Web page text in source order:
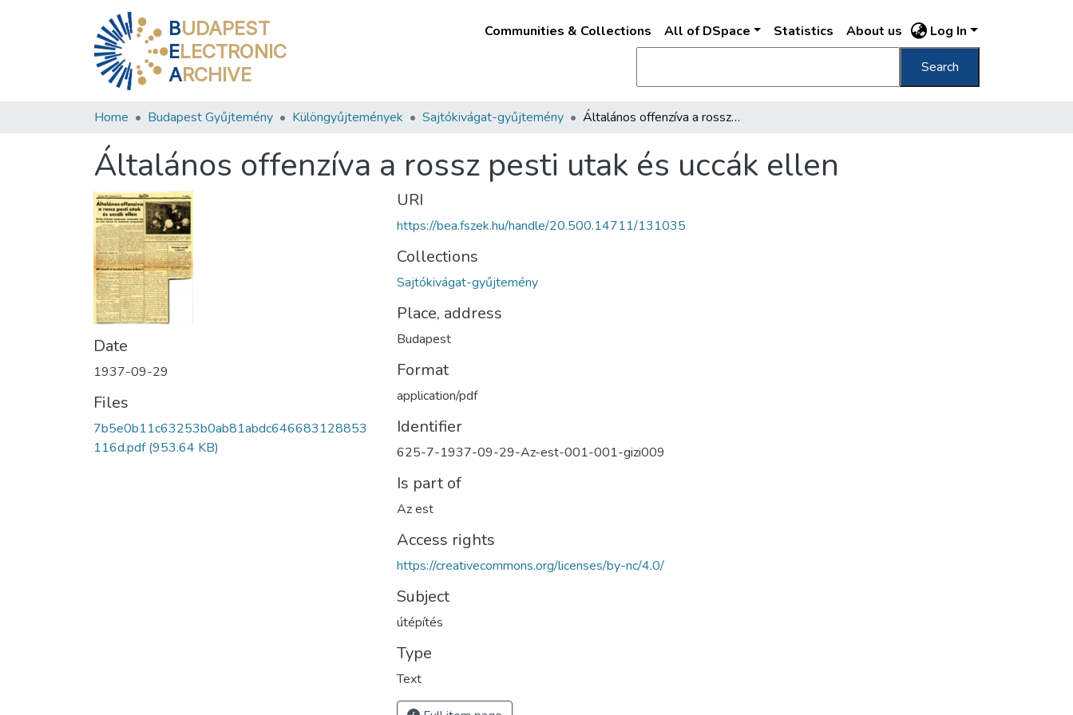
BUDAPEST
ELECTRONIC
ARCHIVE
Communities & Collections All of DSpace Statistics About us Log In
Search
Home Budapest Gyűjtemény Különgyűjtemények Sajtókivágat-gyűjtemény Általános offenzíva a rossz pesti utak és uccák ellen
Általános offenzíva a rossz pesti utak és uccák ellen
Date
1937-09-29
Files
7b5e0b11c63253b0ab81abdc646683128853
116d.pdf(953.64 KB)
URI
https://bea.fszek.hu/handle/20.500.14711/131035
Collections
Sajtókivágat-gyűjtemény
Place, address
Budapest
Format
application/pdf
Identifier
625-7-1937-09-29-Az-est-001-001-gizi009
Is part of
Az est
Access rights
https://creativecommons.org/licenses/by-nc/4.0/
Subject
útépítés
Type
Text